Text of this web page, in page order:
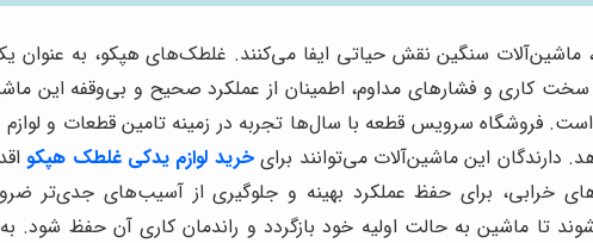
ماشین‌آلات سنگین نقش حیاتی ایفا می‌کنند. غلطک‌های هپکو، به
کاری و فشارهای مداوم، اطمینان از عملکرد صحیح و بی‌وقفه این
فروشگاه سرویس قطعه با سال‌ها تجربه در زمینه تامین قطعات و
دارندگان این ماشین‌آلات می‌توانند برایخرید لوازم یدکی غلطک هپکو
خرابی، برای حفظ عملکرد بهینه و جلوگیری از آسیب‌های جدی‌تر
شوند تا ماشین به حالت اولیه خود بازگردد و راندمان کاری آن حفظ